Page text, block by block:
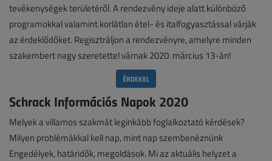
tevékenységek területéről. A rendezvény ideje alatt különböző
programokkal valamint korlátlan étel- és italfogyasztással várják
az érdeklődőket. Regisztráljon a rendezvényre, amelyre minden
szakembert nagy szeretettel várnak 2020. március 13-án!
ÉRDEKEL
Schrack Információs Napok 2020
Melyek a villamos szakmát leginkább foglalkoztató kérdések?
Milyen problémákkal kell nap, mint nap szembenéznünk
Engedélyek, határidők, megoldások. Mi az aktuális helyzet a